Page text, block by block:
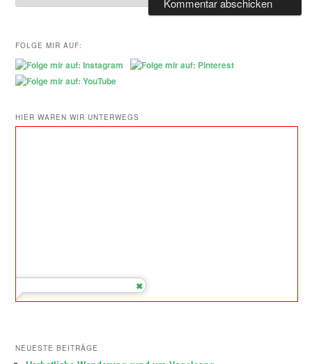
FOLGE MIR AUF:
HIER WAREN WIR UNTERWEGS
NEUESTE BEITRÄGE